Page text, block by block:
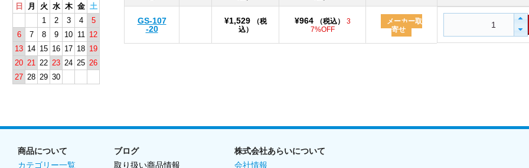
GS-107
-20
¥1,529
（税
込）
¥964 （税込）
3
7%OFF
メーカー取
寄せ
日 月 火 水 木 金 土
1
2 3 4
5
6
7 8 9 10 11 12
13 14 15 16 17 18 19
20 21 22 23 24 25 26
27 28 29 30
商品について
カテゴリー一覧
ブログ
取り扱い商品情報
株式会社あらいについて
会社情報